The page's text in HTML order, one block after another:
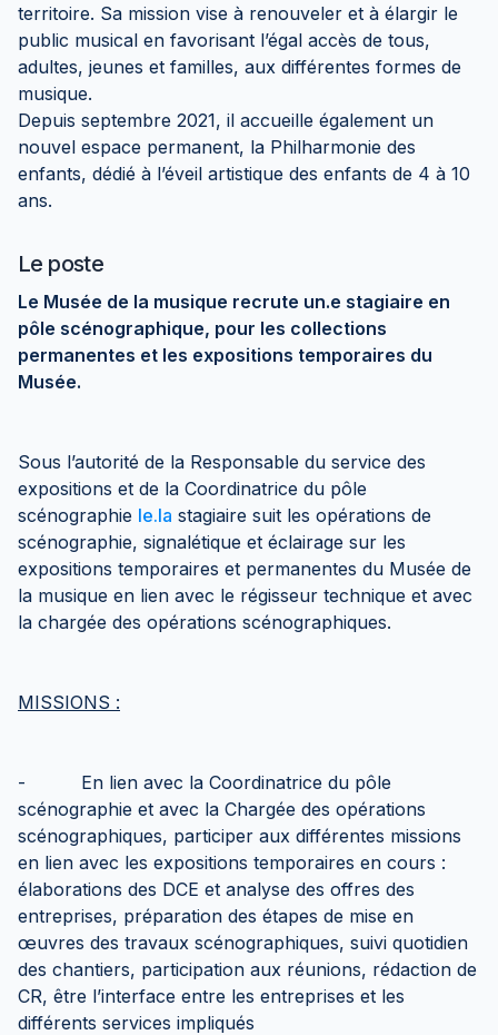
territoire. Sa mission vise à renouveler et à élargir le
public musical en favorisant l’égal accès de tous,
adultes, jeunes et familles, aux différentes formes de
musique.
Depuis septembre 2021, il accueille également un
nouvel espace permanent, la Philharmonie des
enfants, dédié à l’éveil artistique des enfants de 4 à 10
ans.
Le poste
Le Musée de la musique recrute un.e stagiaire en
pôle scénographique, pour les collections
permanentes et les expositions temporaires du
Musée.
Sous l’autorité de la Responsable du service des
expositions et de la Coordinatrice du pôle
scénographie le.la stagiaire suit les opérations de
scénographie, signalétique et éclairage sur les
expositions temporaires et permanentes du Musée de
la musique en lien avec le régisseur technique et avec
la chargée des opérations scénographiques.
MISSIONS :
- En lien avec la Coordinatrice du pôle
scénographie et avec la Chargée des opérations
scénographiques, participer aux différentes missions
en lien avec les expositions temporaires en cours :
élaborations des DCE et analyse des offres des
entreprises, préparation des étapes de mise en
œuvres des travaux scénographiques, suivi quotidien
des chantiers, participation aux réunions, rédaction de
CR, être l’interface entre les entreprises et les
différents services impliqués